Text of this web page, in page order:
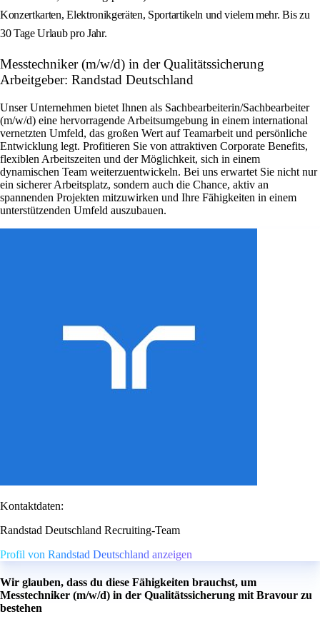
Konzertkarten, Elektronikgeräten, Sportartikeln und vielem mehr. Bis zu
30 Tage Urlaub pro Jahr.
Messtechniker (m/w/d) in der Qualitätssicherung
Arbeitgeber: Randstad Deutschland
Unser Unternehmen bietet Ihnen als Sachbearbeiterin/Sachbearbeiter
(m/w/d) eine hervorragende Arbeitsumgebung in einem international
vernetzten Umfeld, das großen Wert auf Teamarbeit und persönliche
Entwicklung legt. Profitieren Sie von attraktiven Corporate Benefits,
flexiblen Arbeitszeiten und der Möglichkeit, sich in einem
dynamischen Team weiterzuentwickeln. Bei uns erwartet Sie nicht nur
ein sicherer Arbeitsplatz, sondern auch die Chance, aktiv an
spannenden Projekten mitzuwirken und Ihre Fähigkeiten in einem
unterstützenden Umfeld auszubauen.
Kontaktdaten:
Randstad Deutschland Recruiting-Team
Profil von Randstad Deutschland anzeigen
Wir glauben, dass du diese Fähigkeiten brauchst, um
Messtechniker (m/w/d) in der Qualitätssicherung mit Bravour zu
bestehen